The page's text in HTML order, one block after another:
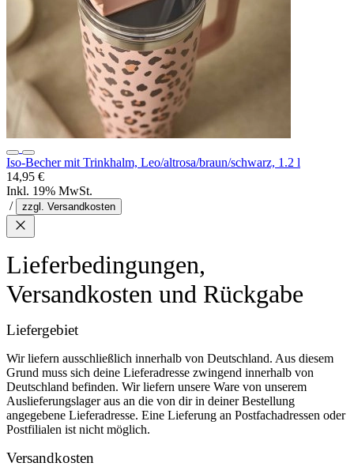
Iso-Becher mit Trinkhalm, Leo/altrosa/braun/schwarz, 1.2 l
14,95 €
Inkl. 19% MwSt.
/
zzgl. Versandkosten
Lieferbedingungen,
Versandkosten und Rückgabe
Liefergebiet
Wir liefern ausschließlich innerhalb von Deutschland. Aus diesem
Grund muss sich deine Lieferadresse zwingend innerhalb von
Deutschland befinden. Wir liefern unsere Ware von unserem
Auslieferungslager aus an die von dir in deiner Bestellung
angegebene Lieferadresse. Eine Lieferung an Postfachadressen oder
Postfilialen ist nicht möglich.
Versandkosten